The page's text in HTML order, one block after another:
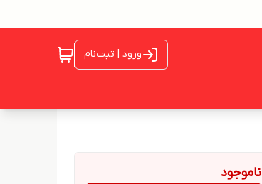
ورود | ثبت‌نام
ناموجود